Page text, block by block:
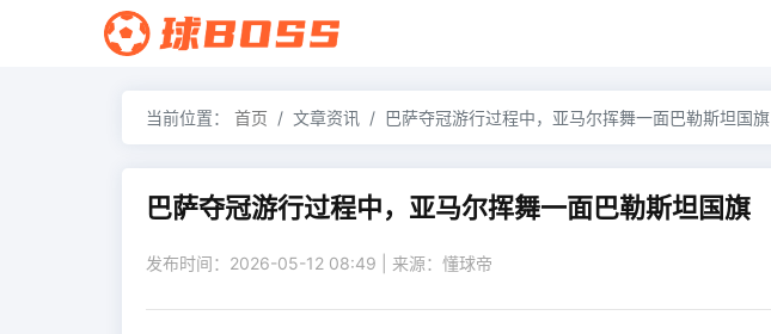
当前位置： 首页 文章资讯 巴萨夺冠游行过程中，亚马尔挥舞一面巴勒斯坦国旗
巴萨夺冠游行过程中，亚马尔挥舞一面巴勒斯坦国旗
发布时间：2026-05-12 08:49 | 来源：懂球帝